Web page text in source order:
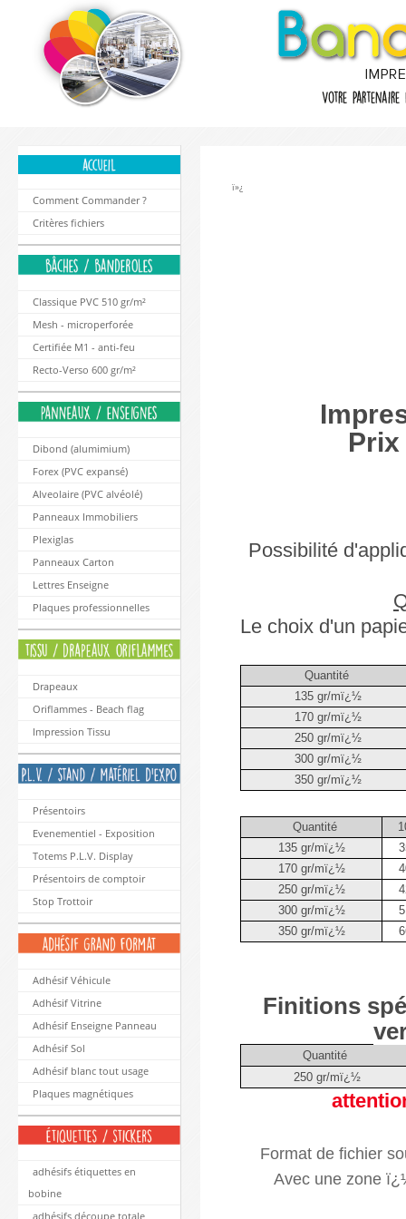
Comment Commander ?
Critères fichiers
Classique PVC 510 gr/m²
Mesh - microperforée
Certifiée M1 - anti-feu
Recto-Verso 600 gr/m²
Dibond (alumimium)
Forex (PVC expansé)
Alveolaire (PVC alvéolé)
Panneaux Immobiliers
Plexiglas
Panneaux Carton
Lettres Enseigne
Plaques professionnelles
Drapeaux
Oriflammes - Beach flag
Impression Tissu
Présentoirs
Evenementiel - Exposition
Totems P.L.V. Display
Présentoirs de comptoir
Stop Trottoir
Adhésif Véhicule
Adhésif Vitrine
Adhésif Enseigne Panneau
Adhésif Sol
Adhésif blanc tout usage
Plaques magnétiques
adhésifs étiquettes en
bobine
adhésifs découpe totale
ï»¿
Prix
Possibilité
Le choix d'un
Quantité
135 gr/mï¿½
170 gr/mï¿½
250 gr/mï¿½
300 gr/mï¿½
350 gr/mï¿½
Quantité
135 gr/mï¿½
170 gr/mï¿½
250 gr/mï¿½
300 gr/mï¿½
350 gr/mï¿½
Finitions
Quantité
250 gr/mï¿½
Format de fichier
Avec une zone